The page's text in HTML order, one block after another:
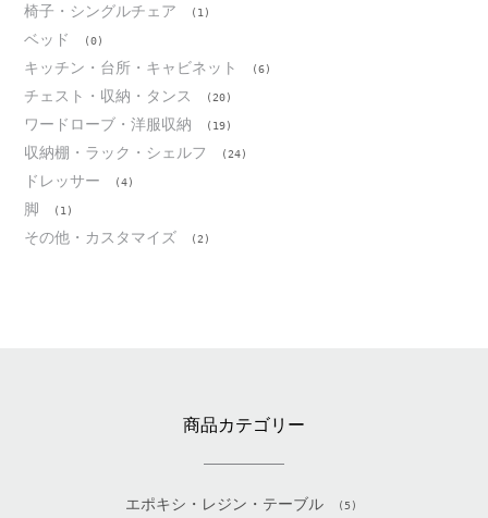
椅子・シングルチェア (1)
ベッド (0)
キッチン・台所・キャビネット (6)
チェスト・収納・タンス (20)
ワードローブ・洋服収納 (19)
収納棚・ラック・シェルフ (24)
ドレッサー (4)
脚 (1)
その他・カスタマイズ (2)
商品カテゴリー
エポキシ・レジン・テーブル (5)